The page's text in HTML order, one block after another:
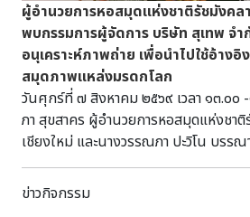
ผู้อำนวยการหอสมุดแห่งชาติรัชมังคลา
พบกรรมการผู้จัดการ บริษัท สุเทพ จำ
อนุเคราะห์ภาพถ่าย เพื่อนำไปใช้อ้าง
สมุดภาพแหล่งมรดกโลก
วันศุกร์ที่ ๗ สิงหาคม ๒๕๖๙ เวลา ๑๓.๐
ภา สุขสาคร ผู้อำนวยการหอสมุดแห่งชา
เชียงใหม่ และนางวรรณภา ปะวิโน บรร
พบกรรมการผู้จัดการ บริษัท สุเทพ จำกัด
ภาพถ่ายของบริษัท สุเทพ จำกัด ที่ตีพิมพ์ใ
ข่าวกิจกรรม